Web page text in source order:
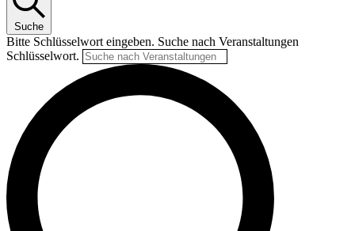
Suche
Bitte Schlüsselwort eingeben. Suche nach Veranstaltungen
Schlüsselwort.